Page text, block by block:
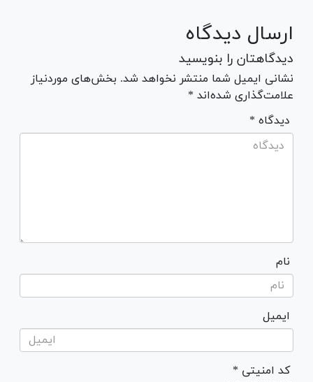
ارسال دیدگاه
دیدگاهتان را بنویسید
نشانی ایمیل شما منتشر نخواهد شد. بخش‌های موردنیاز
علامت‌گذاری شده‌اند *
* دیدگاه
نام
ایمیل
* کد امنیتی